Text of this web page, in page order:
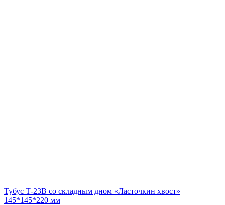
Тубус Т-23В со складным дном «Ласточкин хвост»
145*145*220 мм